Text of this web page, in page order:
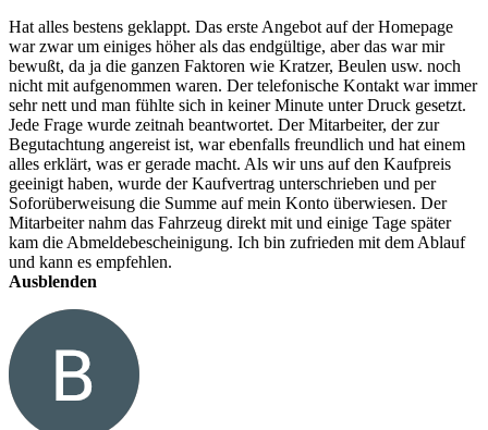
Hat alles bestens geklappt. Das erste Angebot auf der Homepage
war zwar um einiges höher als das endgültige, aber das war mir
bewußt, da ja die ganzen Faktoren wie Kratzer, Beulen usw. noch
nicht mit aufgenommen waren. Der telefonische Kontakt war immer
sehr nett und man fühlte sich in keiner Minute unter Druck gesetzt.
Jede Frage wurde zeitnah beantwortet. Der Mitarbeiter, der zur
Begutachtung angereist ist, war ebenfalls freundlich und hat einem
alles erklärt, was er gerade macht. Als wir uns auf den Kaufpreis
geeinigt haben, wurde der Kaufvertrag unterschrieben und per
Soforüberweisung die Summe auf mein Konto überwiesen. Der
Mitarbeiter nahm das Fahrzeug direkt mit und einige Tage später
kam die Abmeldebescheinigung. Ich bin zufrieden mit dem Ablauf
und kann es empfehlen.
Ausblenden